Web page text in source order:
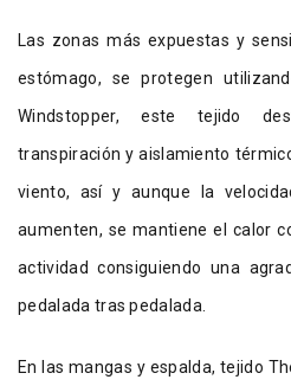
Las zonas más expuestas y
estómago, se protegen
Windstopper, este tejido
transpiración y aislamiento
viento, así y aunque la
aumenten, se mantiene el calor
actividad consiguiendo una
pedalada tras pedalada.
En las mangas y espalda, tejido